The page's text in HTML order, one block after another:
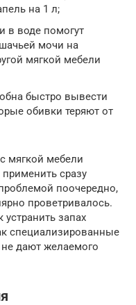
на 1 л;
в воде помогут
мочи на
мягкой мебели
быстро вывести
обивки теряют от
мягкой мебели
сразу
поочередно,
проветривалось.
запах
специализированные
дают желаемого